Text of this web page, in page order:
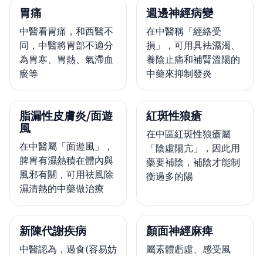
胃痛
中醫看胃痛，和西醫不
同，中醫將胃部不適分
為胃寒、胃熱、氣滯血
瘀等
週邊神經病變
在中醫稱「經絡受
損」，可用具袪濕濁、
養陰止痛和補腎溫陽的
中藥來抑制發炎
脂漏性皮膚炎/面遊
風
在中醫屬「面遊風」，
脾胃有濕熱積在體內與
風邪有關，可用祛風除
濕清熱的中藥做治療
紅斑性狼瘡
在中區紅斑性狼瘡屬
「陰虛陽亢」，因此用
藥要補陰，補陰才能制
衡過多的陽
新陳代謝疾病
中醫認為，過食(容易妨
顏面神經麻痺
屬素體虧虛、感受風